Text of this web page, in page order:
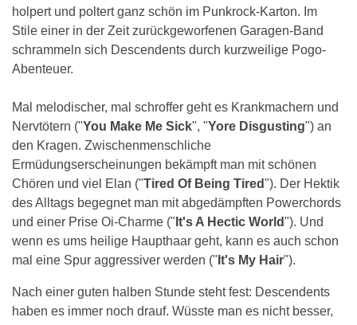
holpert und poltert ganz schön im Punkrock-Karton. Im
Stile einer in der Zeit zurückgeworfenen Garagen-Band
schrammeln sich Descendents durch kurzweilige Pogo-
Abenteuer.
Mal melodischer, mal schroffer geht es Krankmachern und
Nervtötern ("You Make Me Sick", "Yore Disgusting") an
den Kragen. Zwischenmenschliche
Ermüdungserscheinungen bekämpft man mit schönen
Chören und viel Elan ("Tired Of Being Tired"). Der Hektik
des Alltags begegnet man mit abgedämpften Powerchords
und einer Prise Oi-Charme (" It's A Hectic World"). Und
wenn es ums heilige Haupthaar geht, kann es auch schon
mal eine Spur aggressiver werden (" It's My Hair").
Nach einer guten halben Stunde steht fest: Descendents
haben es immer noch drauf. Wüsste man es nicht besser,